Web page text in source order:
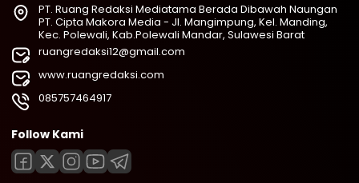
PT. Ruang Redaksi Mediatama Berada Dibawah Naungan
PT. Cipta Makora Media - Jl. Mangimpung, Kel. Manding,
Kec. Polewali, Kab.Polewali Mandar, Sulawesi Barat
ruangredaksi12@gmail.com
www.ruangredaksi.com
085757464917
Follow Kami